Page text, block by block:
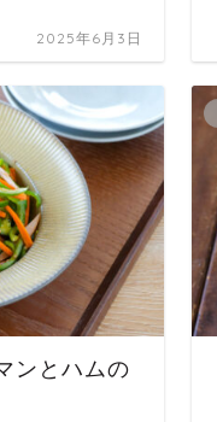
2025年6月3日
ンとハムの